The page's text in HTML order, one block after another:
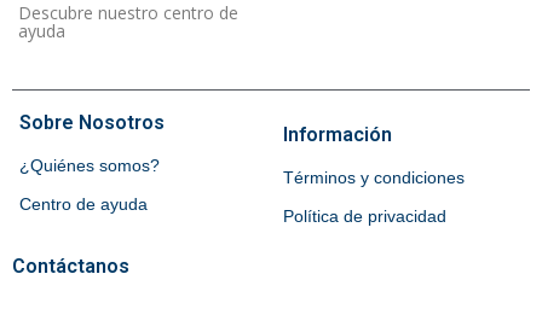
Descubre nuestro centro de
ayuda
Sobre Nosotros
¿Quiénes somos?
Centro de ayuda
Información
Términos y condiciones
Política de privacidad
Contáctanos